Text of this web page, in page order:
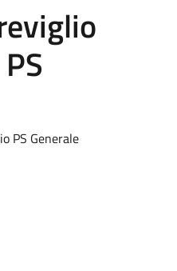
PS Generale